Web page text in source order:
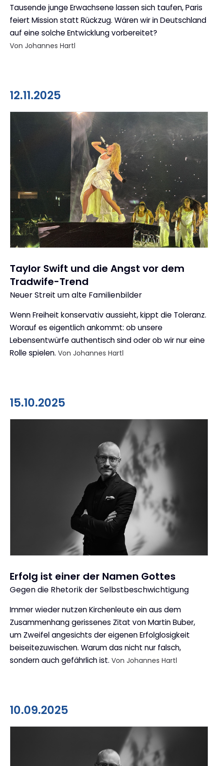
Tausende junge Erwachsene lassen sich taufen, Paris
feiert Mission statt Rückzug. Wären wir in Deutschland
auf eine solche Entwicklung vorbereitet?
Von Johannes Hartl
12.11.2025
Taylor Swift und die Angst vor dem
Tradwife-Trend
:
Neuer Streit um alte Familienbilder
Wenn Freiheit konservativ aussieht, kippt die Toleranz.
Worauf es eigentlich ankommt: ob unsere
Lebensentwürfe authentisch sind oder ob wir nur eine
Rolle spielen. Von Johannes Hartl
15.10.2025
Erfolg ist einer der Namen Gottes
:
Gegen die Rhetorik der Selbstbeschwichtigung
Immer wieder nutzen Kirchenleute ein aus dem
Zusammenhang gerissenes Zitat von Martin Buber,
um Zweifel angesichts der eigenen Erfolglosigkeit
beiseitezuwischen. Warum das nicht nur falsch,
sondern auch gefährlich ist. Von Johannes Hartl
10.09.2025